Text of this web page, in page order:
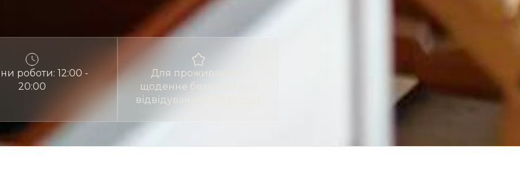
роботи: 12:00 -
20:00
Для проживаючих
щоденне безкоштовне
відвідування SPA (2 год)